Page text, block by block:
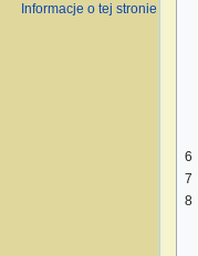
6
7
8
Informacje o tej stronie